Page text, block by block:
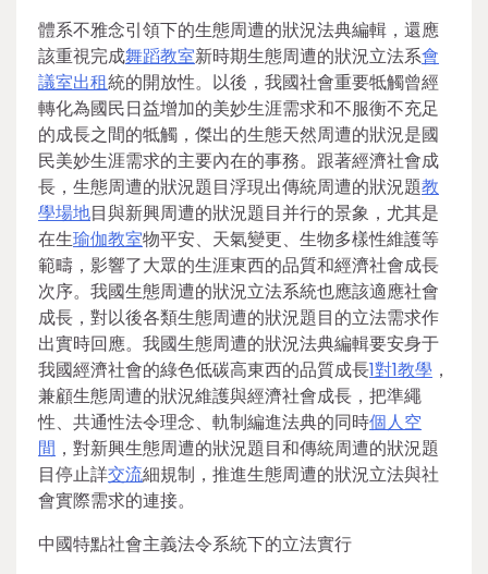
體系不雅念引領下的生態周遭的狀況法典編輯，還應
該重視完成舞蹈教室新時期生態周遭的狀況立法系會
議室出租統的開放性。以後，我國社會重要牴觸曾經
轉化為國民日益增加的美妙生涯需求和不服衡不充足
的成長之間的牴觸，傑出的生態天然周遭的狀況是國
民美妙生涯需求的主要內在的事務。跟著經濟社會成
長，生態周遭的狀況題目浮現出傳統周遭的狀況題教
學場地目與新興周遭的狀況題目并行的景象，尤其是
在生瑜伽教室物平安、天氣變更、生物多樣性維護等
範疇，影響了大眾的生涯東西的品質和經濟社會成長
次序。我國生態周遭的狀況立法系統也應該適應社會
成長，對以後各類生態周遭的狀況題目的立法需求作
出實時回應。我國生態周遭的狀況法典編輯要安身于
我國經濟社會的綠色低碳高東西的品質成長1對1教學 ，
兼顧生態周遭的狀況維護與經濟社會成長，把準繩
性、共通性法令理念、軌制編進法典的同時個人空
間 ，對新興生態周遭的狀況題目和傳統周遭的狀況題
目停止詳交流細規制，推進生態周遭的狀況立法與社
會實際需求的連接。
中國特點社會主義法令系統下的立法實行